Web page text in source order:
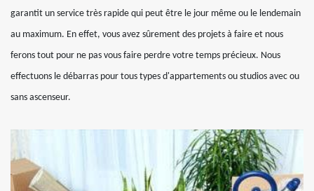
garantit un service très rapide qui peut être le jour même ou le lendemain
au maximum. En effet, vous avez sûrement des projets à faire et nous
ferons tout pour ne pas vous faire perdre votre temps précieux. Nous
effectuons le débarras pour tous types d'appartements ou studios avec ou
sans ascenseur.